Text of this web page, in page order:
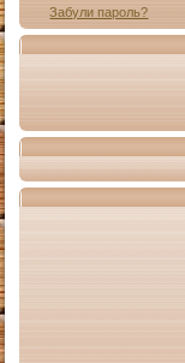
Забули пароль?